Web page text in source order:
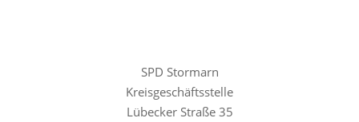
SPD Stormarn
Kreisgeschäftsstelle
Lübecker Straße 35